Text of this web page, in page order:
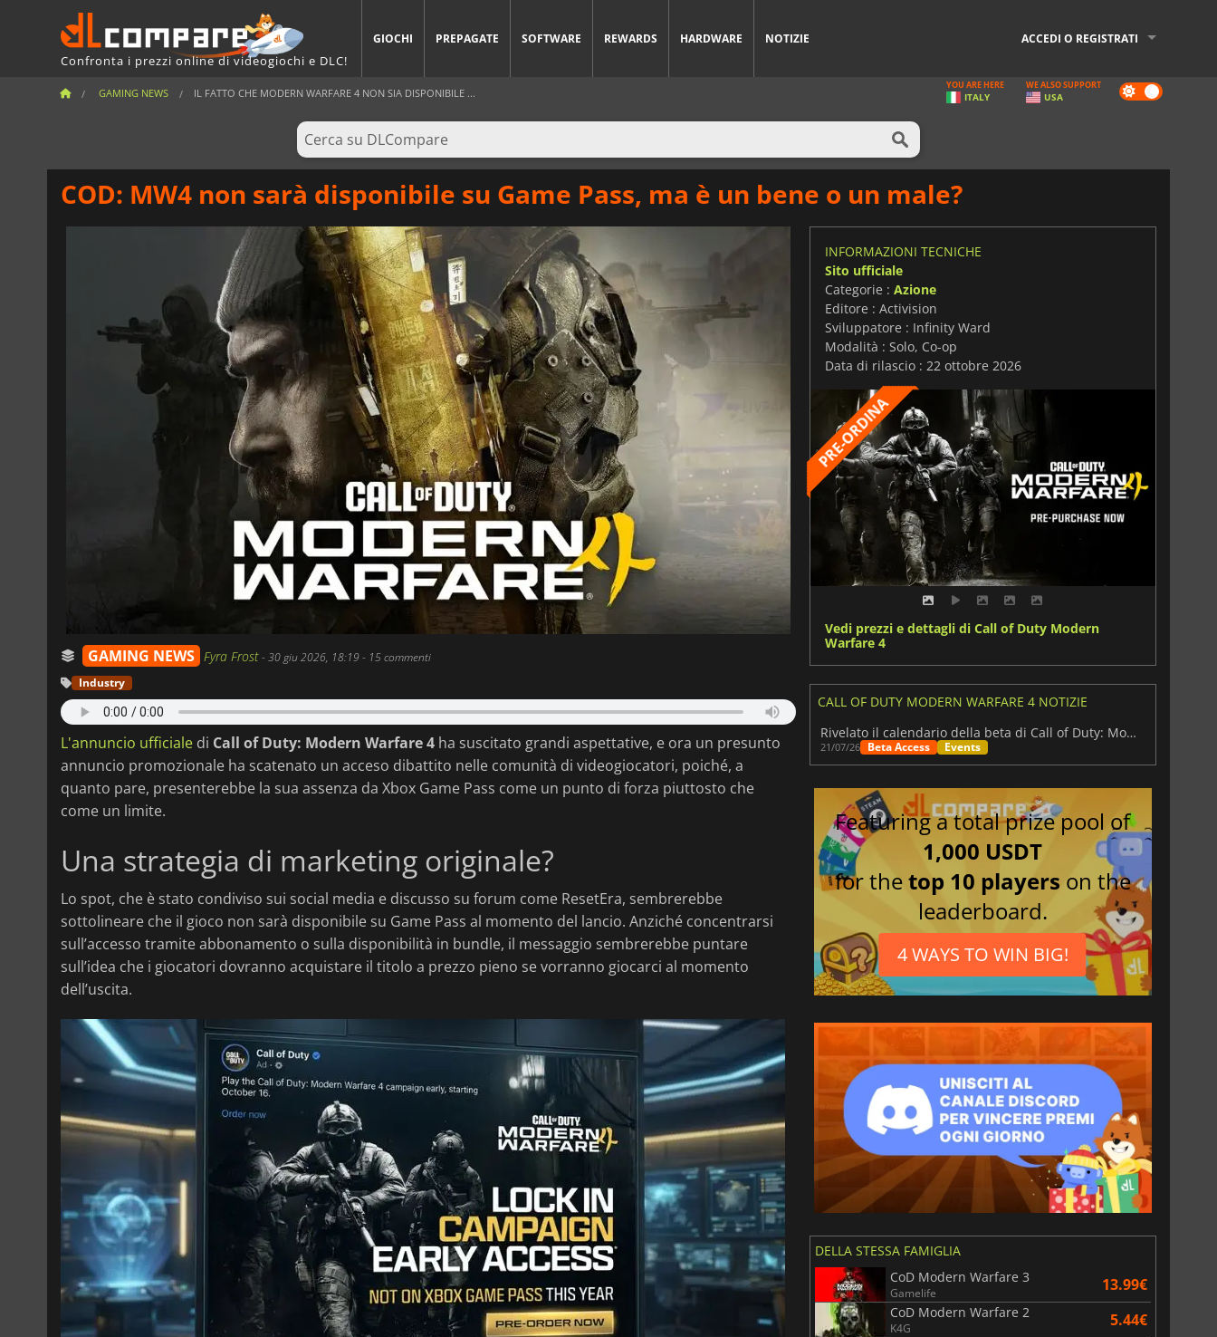
Confronta i prezzi online di videogiochi e DLC!
GIOCHI PREPAGATE SOFTWARE REWARDS HARDWARE NOTIZIE ACCEDI O REGISTRATI
GAMING NEWS IL FATTO CHE MODERN WARFARE 4 NON SIA DISPONIBILE ... Dark
mode
YOU ARE HERE
ITALY
WE ALSO SUPPORT
USA
COD: MW4 non sarà disponibile su Game Pass, ma è un bene o un male?
GAMING NEWS Fyra Frost-30 giu 2026, 18:19- 15 commenti
Industry
L'annuncio ufficiale di Call of Duty: Modern Warfare 4 ha suscitato grandi aspettative, e ora un presunto
annuncio promozionale ha scatenato un acceso dibattito nelle comunità di videogiocatori, poiché, a
quanto pare, presenterebbe la sua assenza da Xbox Game Pass come un punto di forza piuttosto che
come un limite.
Una strategia di marketing originale?
Lo spot, che è stato condiviso sui social media e discusso su forum come ResetEra, sembrerebbe
sottolineare che il gioco non sarà disponibile su Game Pass al momento del lancio. Anziché concentrarsi
sull’accesso tramite abbonamento o sulla disponibilità in bundle, il messaggio sembrerebbe puntare
sull’idea che i giocatori dovranno acquistare il titolo a prezzo pieno se vorranno giocarci al momento
dell’uscita.
INFORMAZIONI TECNICHE
Sito ufficiale
Categorie : Azione
Editore : Activision
Sviluppatore : Infinity Ward
Modalità : Solo, Co-op
Data di rilascio : 22 ottobre 2026
Vedi prezzi e dettagli di Call of Duty Modern
Warfare 4
CALL OF DUTY MODERN WARFARE 4 NOTIZIE
Rivelato il calendario della beta di Call of Duty: Modern Warfare 4
21/07/26 Beta Access Events
Featuring a total prize pool of
1,000 USDT
for thetop 10 players on the
leaderboard.
4 WAYS TO WIN BIG!
DELLA STESSA FAMIGLIA
CoD Modern Warfare 3
Gamelife 13.99€
CoD Modern Warfare 2
K4G 5.44€